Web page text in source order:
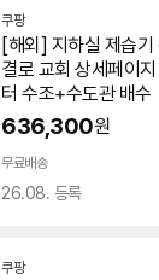
쿠팡
[해외] 지하실 제습기
결로 교회 상세페이
터 수조+수도관 배수
636,300원
무료배송
26.08. 등록
쿠팡